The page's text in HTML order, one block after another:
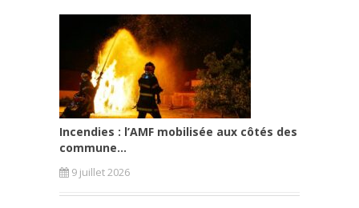
Incendies : l’AMF mobilisée aux côtés des
commune...
9 juillet 2026